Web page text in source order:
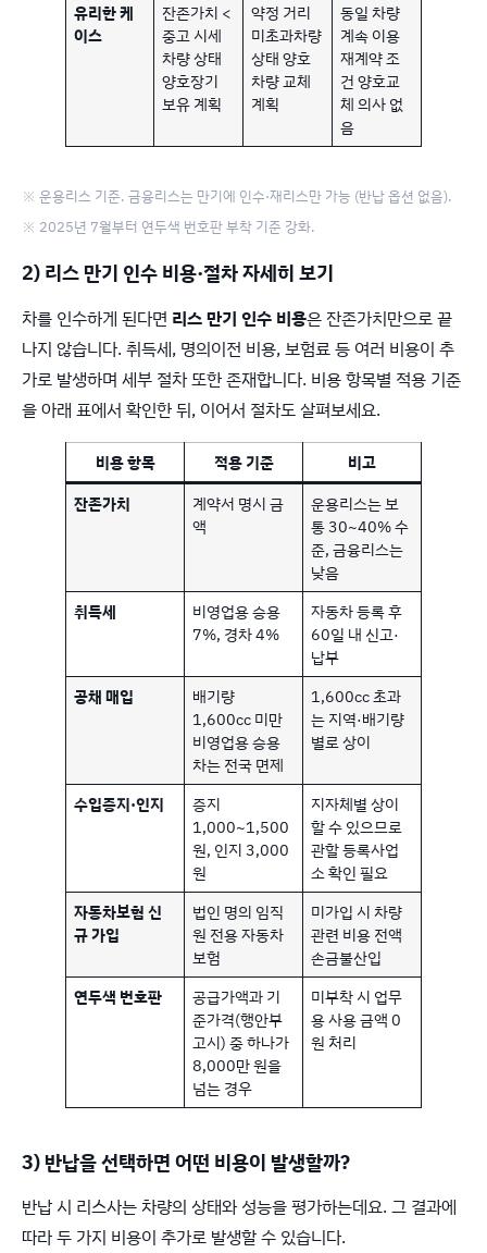
유리한 케
이스
잔존가치 <
중고 시세
차량 상태
양호장기
보유 계획
약정 거리
미초과차량
상태 양호
차량 교체
계획
동일 차량
계속 이용
재계약 조
건 양호교
체 의사 없
음
※ 운용리스 기준. 금융리스는 만기에 인수·재리스만 가능 (반납 옵션 없음).
※ 2025년 7월부터 연두색 번호판 부착 기준 강화.
2) 리스 만기 인수 비용·절차 자세히 보기
차를 인수하게 된다면 리스 만기 인수 비용은 잔존가치만으로 끝
나지 않습니다. 취득세, 명의이전 비용, 보험료 등 여러 비용이 추
가로 발생하며 세부 절차 또한 존재합니다. 비용 항목별 적용 기준
을 아래 표에서 확인한 뒤, 이어서 절차도 살펴보세요.
비용 항목 적용 기준
비고
잔존가치
계약서 명시 금
액
운용리스는 보
통 30~40% 수
준, 금융리스는
낮음
취득세
비영업용 승용
7%, 경차 4%
자동차 등록 후
60일 내 신고·
납부
공채 매입
배기량
1,600cc 미만
비영업용 승용
차는 전국 면제
1,600cc 초과
는 지역·배기량
별로 상이
수입증지·인지
증지
1,000~1,500
원, 인지 3,000
원
지자체별 상이
할 수 있으므로
관할 등록사업
소 확인 필요
자동차보험 신
규 가입
법인 명의 임직
원 전용 자동차
보험
미가입 시 차량
관련 비용 전액
손금불산입
연두색 번호판
공급가액과 기
준가격(행안부
고시) 중 하나가
8,000만 원을
넘는 경우
미부착 시 업무
용 사용 금액 0
원 처리
3) 반납을 선택하면 어떤 비용이 발생할까?
반납 시 리스사는 차량의 상태와 성능을 평가하는데요. 그 결과에
따라 두 가지 비용이 추가로 발생할 수 있습니다.